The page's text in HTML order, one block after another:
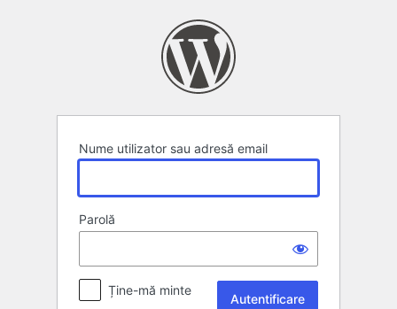
Nume utilizator sau adresă email
Parolă
Ține-mă minte